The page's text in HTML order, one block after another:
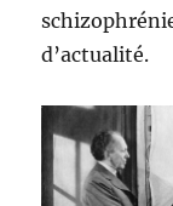
d’actualité.